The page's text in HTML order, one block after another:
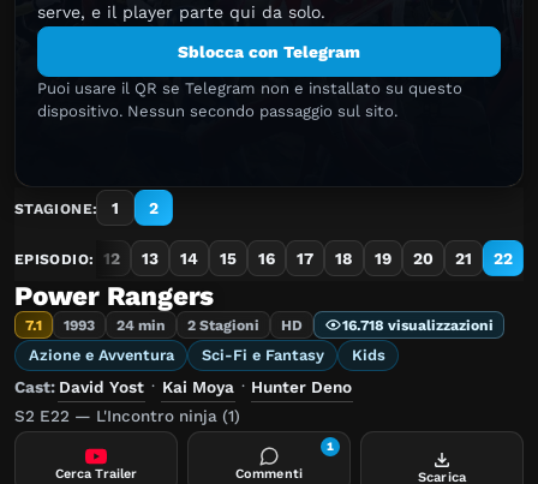
serve, e il player parte qui da solo.
Sblocca con Telegram
Puoi usare il QR se Telegram non e installato su questo
dispositivo. Nessun secondo passaggio sul sito.
STAGIONE: 1 2
EPISODIO:
10 11 12 13 14 15 16 17 18 19 20 21 22
Power Rangers
7.1 1993 24 min 2 Stagioni HD 16.718 visualizzazioni
Azione e Avventura Sci-Fi e Fantasy Kids
Cast: David Yost · Kai Moya · Hunter Deno
S2 E22 — L'Incontro ninja (1)
Cerca Trailer Commenti
1
Scarica